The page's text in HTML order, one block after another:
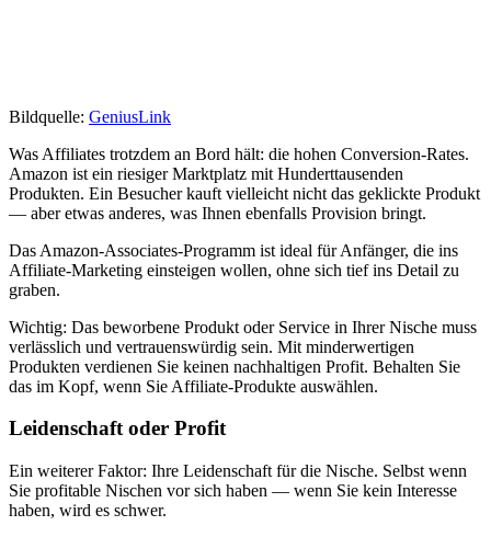
Bildquelle: GeniusLink
Was Affiliates trotzdem an Bord hält: die hohen Conversion-Rates.
Amazon ist ein riesiger Marktplatz mit Hunderttausenden
Produkten. Ein Besucher kauft vielleicht nicht das geklickte Produkt
— aber etwas anderes, was Ihnen ebenfalls Provision bringt.
Das Amazon-Associates-Programm ist ideal für Anfänger, die ins
Affiliate-Marketing einsteigen wollen, ohne sich tief ins Detail zu
graben.
Wichtig: Das beworbene Produkt oder Service in Ihrer Nische muss
verlässlich und vertrauenswürdig sein. Mit minderwertigen
Produkten verdienen Sie keinen nachhaltigen Profit. Behalten Sie
das im Kopf, wenn Sie Affiliate-Produkte auswählen.
Leidenschaft oder Profit
Ein weiterer Faktor: Ihre Leidenschaft für die Nische. Selbst wenn
Sie profitable Nischen vor sich haben — wenn Sie kein Interesse
haben, wird es schwer.